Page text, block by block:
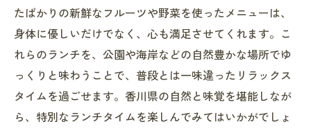
たばかりの新鮮なフルーツや野菜を使ったメニューは、
身体に優しいだけでなく、心も満足させてくれます。こ
れらのランチを、公園や海岸などの自然豊かな場所でゆ
っくりと味わうことで、普段とは一味違ったリラックス
タイムを過ごせます。香川県の自然と味覚を堪能しなが
ら、特別なランチタイムを楽しんでみてはいかがでしょ